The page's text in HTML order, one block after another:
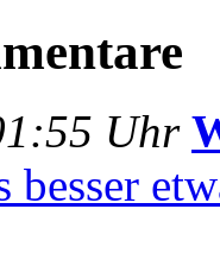
Uhr
besser